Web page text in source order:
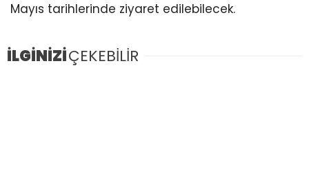
Mayıs tarihlerinde ziyaret edilebilecek.
İLGİNİZİÇEKEBİLİR